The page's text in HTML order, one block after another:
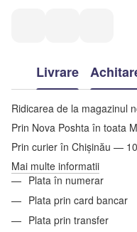
Livrare
Ridicarea de la magazinul
Prin Nova Poshta în toata
Prin curier în Chișinău —
Mai multe informatii
Plata în numerar
Plata prin card bancar
Plata prin transfer